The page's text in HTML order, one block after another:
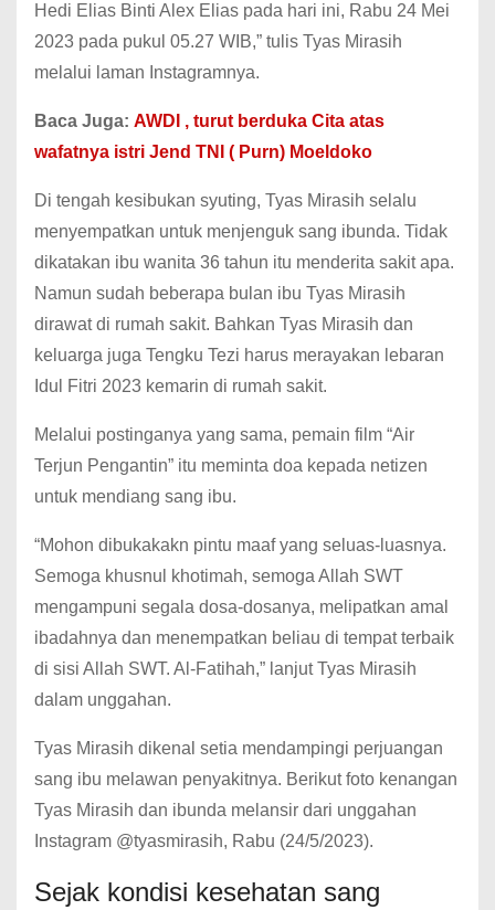
Hedi Elias Binti Alex Elias pada hari ini, Rabu 24 Mei
2023 pada pukul 05.27 WIB,” tulis Tyas Mirasih
melalui laman Instagramnya.
Baca Juga: AWDI , turut berduka Cita atas
wafatnya istri Jend TNI ( Purn) Moeldoko
Di tengah kesibukan syuting, Tyas Mirasih selalu
menyempatkan untuk menjenguk sang ibunda. Tidak
dikatakan ibu wanita 36 tahun itu menderita sakit apa.
Namun sudah beberapa bulan ibu Tyas Mirasih
dirawat di rumah sakit. Bahkan Tyas Mirasih dan
keluarga juga Tengku Tezi harus merayakan lebaran
Idul Fitri 2023 kemarin di rumah sakit.
Melalui postinganya yang sama, pemain film “Air
Terjun Pengantin” itu meminta doa kepada netizen
untuk mendiang sang ibu.
“Mohon dibukakakn pintu maaf yang seluas-luasnya.
Semoga khusnul khotimah, semoga Allah SWT
mengampuni segala dosa-dosanya, melipatkan amal
ibadahnya dan menempatkan beliau di tempat terbaik
di sisi Allah SWT. Al-Fatihah,” lanjut Tyas Mirasih
dalam unggahan.
Tyas Mirasih dikenal setia mendampingi perjuangan
sang ibu melawan penyakitnya. Berikut foto kenangan
Tyas Mirasih dan ibunda melansir dari unggahan
Instagram @tyasmirasih, Rabu (24/5/2023).
Sejak kondisi kesehatan sang